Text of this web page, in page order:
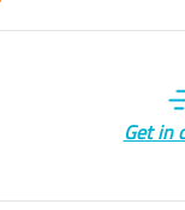
Get in